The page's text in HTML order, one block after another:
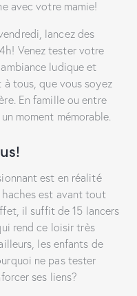
avec votre mamie!
lancez des
Venez tester votre
ludique et
tous, que vous soyez
En famille ou entre
moment mémorable.
est en réalité
est avant tout
il suffit de 15 lancers
rend ce loisir très
les enfants de
ne pas tester
ses liens?